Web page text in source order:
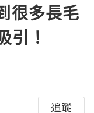
很多長毛
引！
追蹤